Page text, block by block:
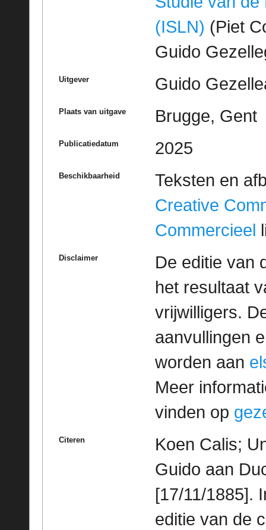
(ISLN) (Piet
Guido
Uitgever Guido
Plaats van uitgave Brugge, Gent
Publicatiedatum 2025
Beschikbaarheid
Teksten en
Creative
Commercieel
Disclaimer
De editie van
het resultaat
vrijwilligers.
aanvullingen
worden aan
Meer
vinden op
Citeren
Koen Calis;
Guido aan
[17/11/1885].
editie van de